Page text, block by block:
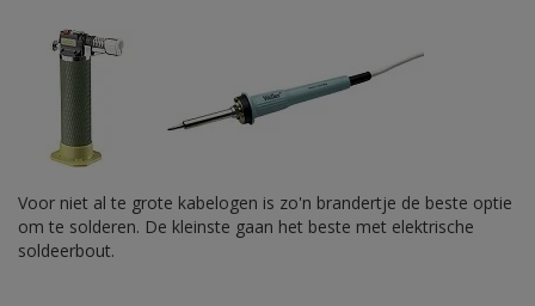
Voor niet al te grote kabelogen is zo'n brandertje de beste optie
om te solderen. De kleinste gaan het beste met elektrische
soldeerbout.